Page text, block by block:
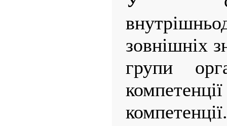
зовнішніх
групи
компетенції.